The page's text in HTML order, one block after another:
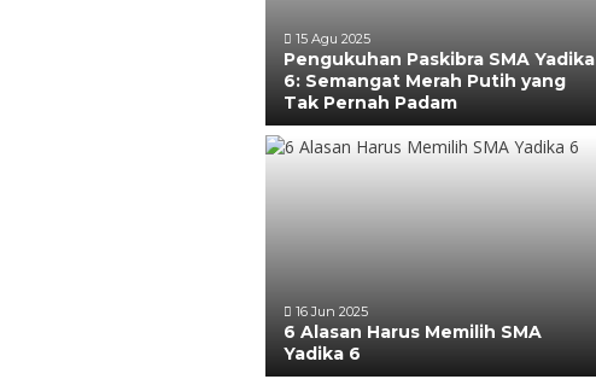
15 Agu 2025
Pengukuhan Paskibra SMA Yadika
6: Semangat Merah Putih yang
Tak Pernah Padam
16 Jun 2025
6 Alasan Harus Memilih SMA
Yadika 6